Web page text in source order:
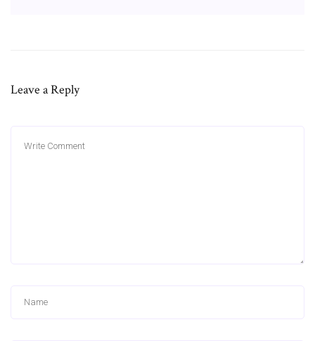
Leave a Reply